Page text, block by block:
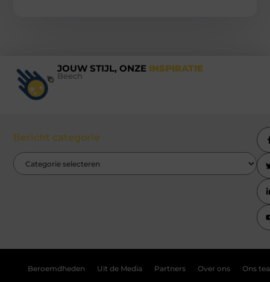
JOUW STIJL, ONZE INSPIRATIE
Beech
Bericht categorie
Beroemdheden Uit de Media Partners Over ons Ons